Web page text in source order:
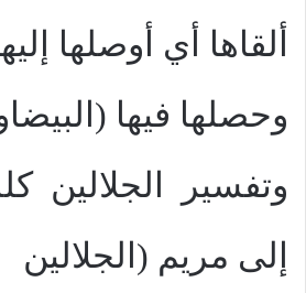
ألقاها أي أوصلها
وتفسير الجلالين
إلى مريم (الجلالين